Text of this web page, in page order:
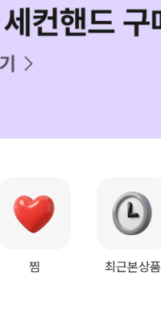
찜 최근본상품